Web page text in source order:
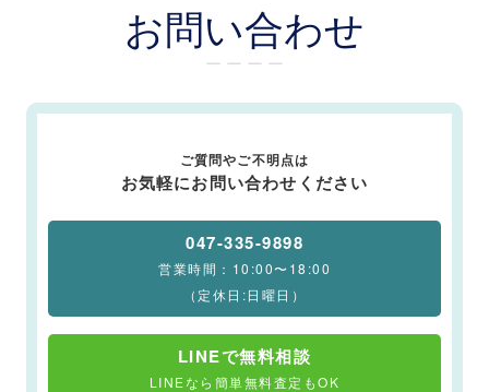
お問い合わせ
ー ー ー ー
ご質問やご不明点は
お気軽にお問い合わせください
047-335-9898
営業時間：10:00〜18:00
（定休日:日曜日）
LINEで無料相談
LINEなら簡単無料査定もOK